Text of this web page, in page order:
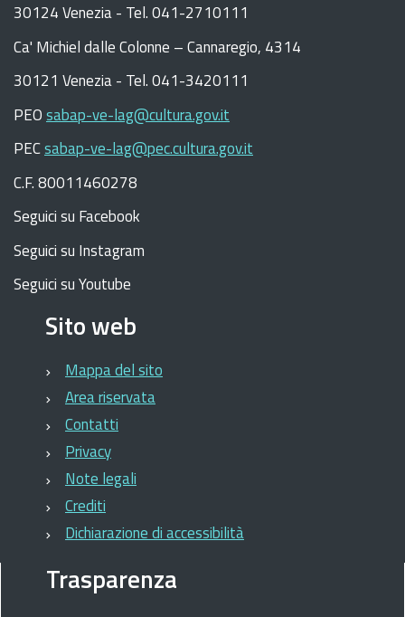
30124 Venezia - Tel. 041-2710111
Ca' Michiel dalle Colonne – Cannaregio, 4314
30121 Venezia - Tel. 041-3420111
PEOsabap-ve-lag@cultura.gov.it
PECsabap-ve-lag@pec.cultura.gov.it
C.F. 80011460278
Seguici su Facebook
Seguici su Instagram
Seguici su Youtube
Sito web
Mappa del sito
Area riservata
Contatti
Privacy
Note legali
Crediti
Dichiarazione di accessibilità
Trasparenza